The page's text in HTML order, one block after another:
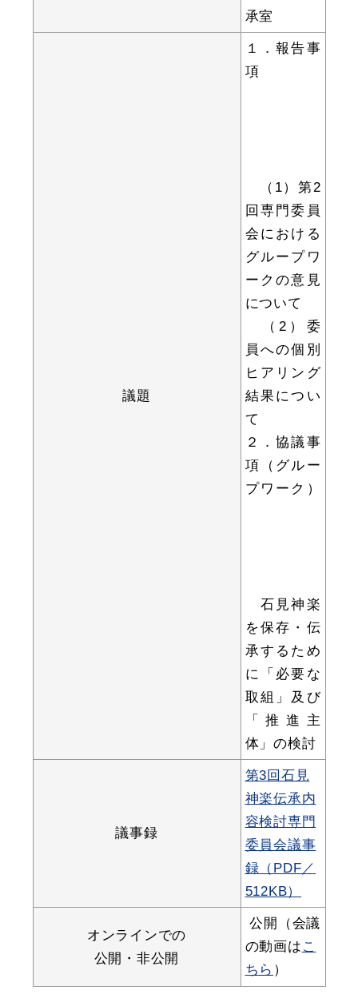
出会い・結婚
おくやみ
税金
支援・助成制度
公共交通・
敬老福祉乗車券
イベント情報
便利なサービス
防災・防犯メール
ごみ分別早見表
承室
議題
１．報告事
項
（1）第2
回専門委員
会における
グループワ
ークの意見
について
（2）委
員への個別
ヒアリング
結果につい
て
２．協議事
項（グルー
プワーク）
石見神楽
を保存・伝
承するため
に「必要な
取組」及び
「推進主
体」の検討
議事録
第3回石見
神楽伝承内
容検討専門
委員会議事
録（PDF／
512KB）
オンラインでの
公開・非公開
公開（会議
の動画は こ
ちら ）